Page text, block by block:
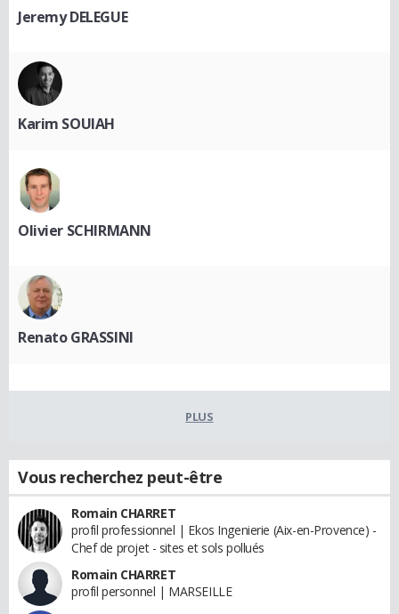
Jeremy DELEGUE
Karim SOUIAH
Olivier SCHIRMANN
Renato GRASSINI
PLUS
Vous recherchez peut-être
Romain CHARRET
profil professionnel | Ekos Ingenierie (Aix-en-Provence) -
Chef de projet - sites et sols pollués
Romain CHARRET
profil personnel | MARSEILLE